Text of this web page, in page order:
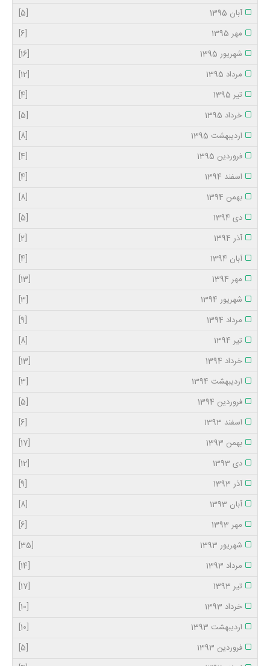
آبان 1395
[5]
مهر 1395
[6]
شهریور 1395
[16]
مرداد 1395
[12]
تیر 1395
[4]
خرداد 1395
[5]
اردیبهشت 1395
[8]
فروردین 1395
[4]
اسفند 1394
[4]
بهمن 1394
[8]
دی 1394
[5]
آذر 1394
[2]
آبان 1394
[4]
مهر 1394
[13]
شهریور 1394
[3]
مرداد 1394
[9]
تیر 1394
[8]
خرداد 1394
[13]
اردیبهشت 1394
[3]
فروردین 1394
[5]
اسفند 1393
[6]
بهمن 1393
[17]
دی 1393
[12]
آذر 1393
[9]
آبان 1393
[8]
مهر 1393
[6]
شهریور 1393
[35]
مرداد 1393
[14]
تیر 1393
[17]
خرداد 1393
[10]
اردیبهشت 1393
[10]
فروردین 1393
[5]